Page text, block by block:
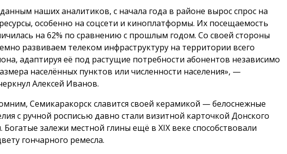
наших аналитиков, с начала года в районе вырос спрос на
особенно на соцсети и киноплатформы. Их посещаемость
на 62% по сравнению с прошлым годом. Со своей стороны
развиваем телеком инфраструктуру на территории всего
адаптируя её под растущие потребности абонентов независимо
населённых пунктов или численности населения», —
Алексей Иванов.
Семикаракорск славится своей керамикой — белоснежные
с ручной росписью давно стали визитной карточкой Донского
Богатые залежи местной глины ещё в XIX веке способствовали
гончарного ремесла.